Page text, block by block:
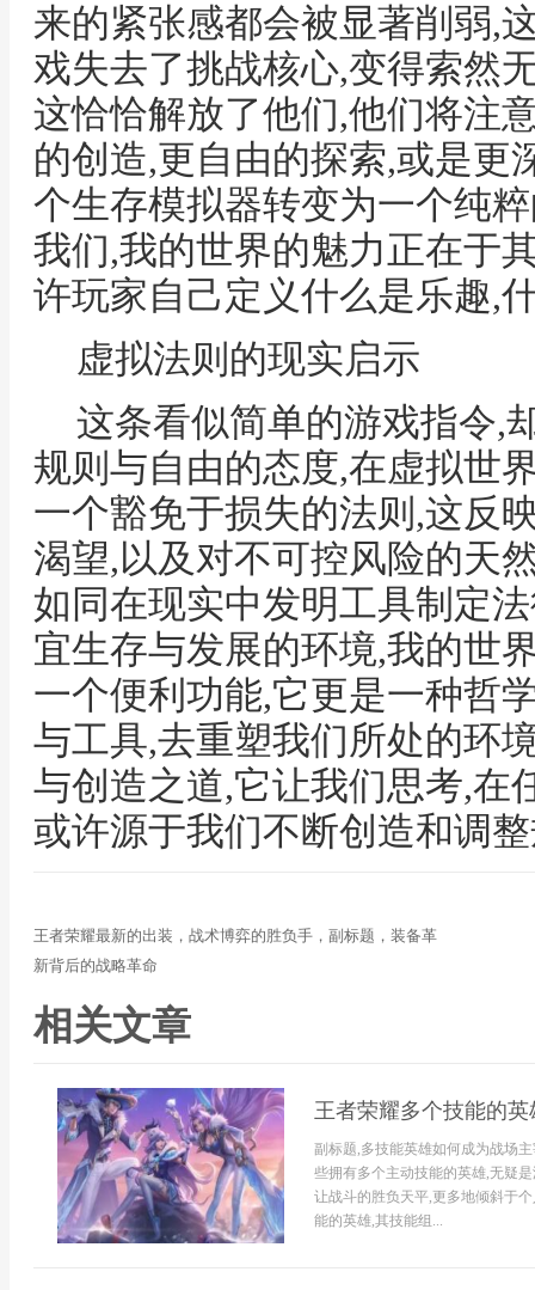
来的紧张感都会被显著削弱,
戏失去了挑战核心,变得索然
这恰恰解放了他们,他们将注
的创造,更自由的探索,或是更
个生存模拟器转变为一个纯
我们,我的世界的魅力正在于
许玩家自己定义什么是乐趣,
虚拟法则的现实启示
这条看似简单的游戏指令,
规则与自由的态度,在虚拟世
一个豁免于损失的法则,这反
渴望,以及对不可控风险的天
如同在现实中发明工具制定
宜生存与发展的环境,我的世
一个便利功能,它更是一种哲
与工具,去重塑我们所处的环
与创造之道,它让我们思考,在
或许源于我们不断创造和调
王者荣耀最新的出装，战术博弈的胜负手，副标题，装备革
新背后的战略革命
相关文章
王者荣耀多个技能的
副标题,多技能英雄如何成为战场
些拥有多个主动技能的英雄,无疑
让战斗的胜负天平,更多地倾斜于
能的英雄,其技能组...